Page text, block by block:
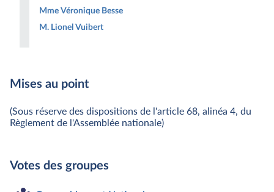
Mme Véronique Besse
M. Lionel Vuibert
Mises au point
(Sous réserve des dispositions de l'article 68, alinéa 4, du
Règlement de l'Assemblée nationale)
Votes des groupes